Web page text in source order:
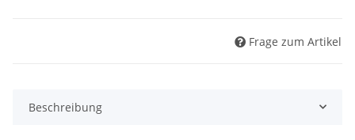
Frage zum Artikel
Beschreibung